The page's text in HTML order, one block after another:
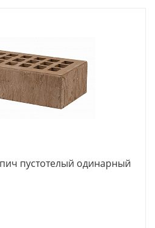
пустотелый одинарный